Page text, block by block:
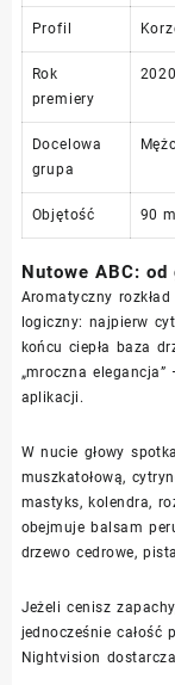
Profil
Rok
premiery
2020
Docelowa
grupa
Objętość 90
Nutowe ABC:
Aromatyczny
logiczny: najpierw
końcu ciepła baza
„mroczna
aplikacji.
W nucie głowy
muszkatołową,
mastyks, kolendra,
obejmuje balsam
drzewo cedrowe,
Jeżeli cenisz
jednocześnie całość
Nightvision